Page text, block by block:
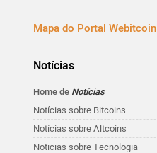
Mapa do Portal Webitcoin
Notícias
Home de Notícias
Notícias sobre Bitcoins
Notícias sobre Altcoins
Noticias sobre Tecnologia